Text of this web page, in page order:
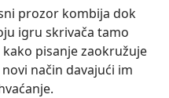
prozor kombija dok
igru skrivača tamo
kako pisanje zaokružuje
način davajući im